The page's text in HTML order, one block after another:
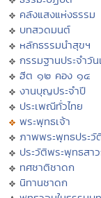
คลังแสงแห่งธรรม
บทสวดมนต์
หลักธรรมนำสุขฯ
กรรมฐานประจำวัน
ฮีต ๑๒ คอง ๑๔
งานบุญประจำปี
ประเพณีทั่วไทย
พระพุทธเจ้า
ภาพพระพุทธประวั
ประวัติพระพุทธสา
ทศชาติชาดก
นิทานชาดก